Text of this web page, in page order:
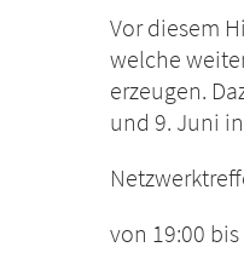
Vor diesem
welche
erzeugen.
und 9. Juni
von 19:00